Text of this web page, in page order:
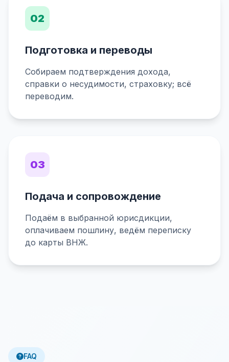
02
Подготовка и переводы
Собираем подтверждения дохода,
справки о несудимости, страховку; всё
переводим.
03
Подача и сопровождение
Подаём в выбранной юрисдикции,
оплачиваем пошлину, ведём переписку
до карты ВНЖ.
FAQ